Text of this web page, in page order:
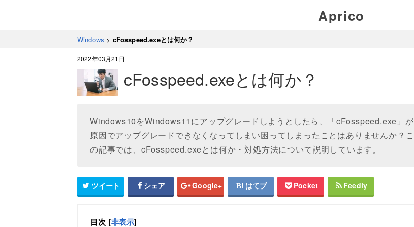
Aprico
Windows > cFosspeed.exeとは何か？
2022年03月21日
cFosspeed.exeとは何か？
Windows10をWindows11にアップグレードしようとしたら、「cFosspeed.exe」が
原因でアップグレードできなくなってしまい困ってしまったことはありませんか？こ
の記事では、cFosspeed.exeとは何か・対処方法について説明しています。
ツイート シェア Google+ はてブ Pocket Feedly
目次 [非表示]